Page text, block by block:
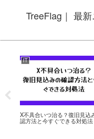
TreeFlag｜ 最
IT
X不具合いつ治る？復旧見込
認方法と今すぐできる対処法